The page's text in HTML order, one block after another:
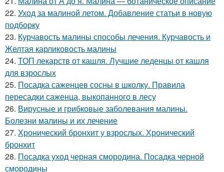
22. Уход за малиной летом. Добавление статьи в новую
подборку
23. Курчавость малины способы лечения. Курчавость и
Желтая карликовость малины
24. ТОП лекарств от кашля. Лучшие леденцы от кашля
для взрослых
25. Посадка саженцев сосны в школку. Правила
пересадки саженца, выкопанного в лесу
26. Вирусные и грибковые заболевания малины.
Болезни малины и их лечение
27. Хронический бронхит у взрослых. Хронический
бронхит
28. Посадка уход черная смородина. Посадка черной
смородины